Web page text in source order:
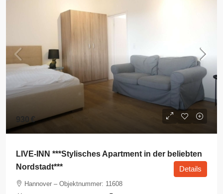
930 €
LIVE-INN ***Stylisches Apartment in der beliebten
Nordstadt***
Hannover – Objektnummer: 11608
Details